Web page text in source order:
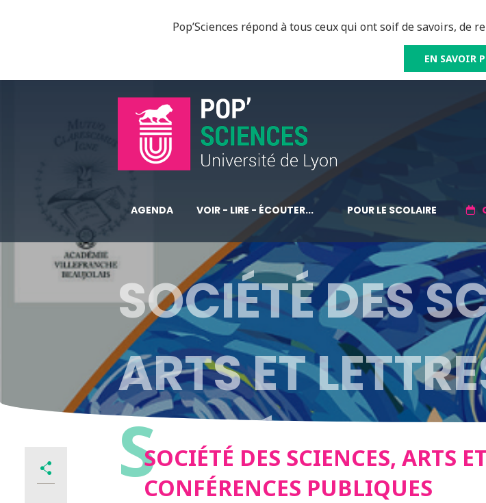
Pop’Sciences répond à tous ceux qui ont soif de savoirs, de
EN SAVOIR
AGENDA VOIR - LIRE - ÉCOUTER... POUR LE SCOLAIRE
SOCIÉTÉ DES
ARTS ET
CONFÉRENCES
SSOCIÉTÉ DES SCIENCES, ARTS
CONFÉRENCES PUBLIQUES